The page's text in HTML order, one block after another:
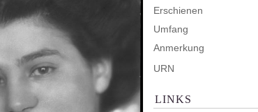
Erschienen
Umfang
Anmerkung
URN
LINKS